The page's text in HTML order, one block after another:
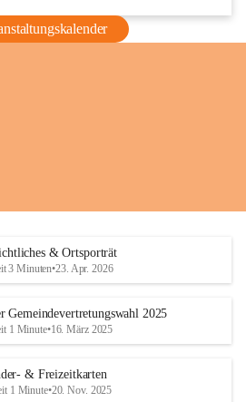
& Ortsporträt
3 Minuten•23. Apr. 2026
Gemeindevertretungswahl 2025
1 Minute•16. März 2025
& Freizeitkarten
1 Minute•20. Nov. 2025